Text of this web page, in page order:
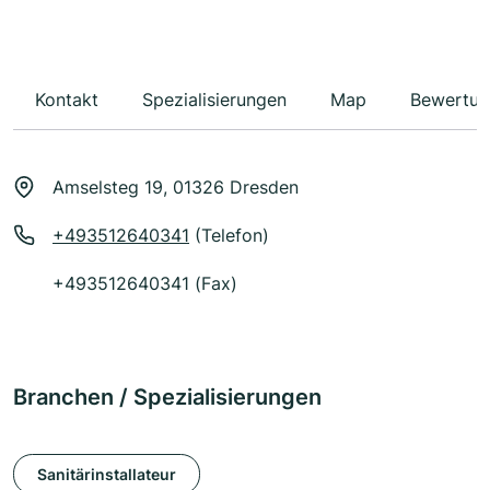
Kontakt Spezialisierungen Map
Amselsteg 19, 01326 Dresden
+493512640341 (Telefon)
+493512640341 (Fax)
Branchen / Spezialisierungen
Sanitärinstallateur